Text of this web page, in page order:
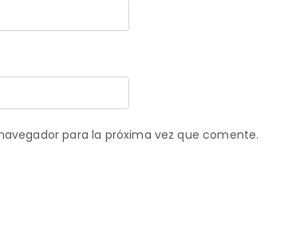
para la próxima vez que comente.